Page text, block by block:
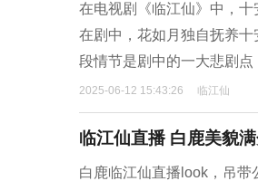
在电视剧《临江仙》中，
在剧中，花如月独自抚养
段情节是剧中的一大悲剧点
2025-06-12 15:43:26 临江仙
临江仙直播 白鹿美貌
白鹿临江仙直播look，吊